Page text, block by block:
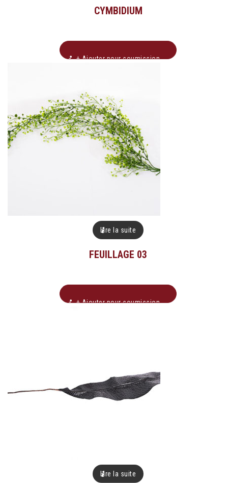
CYMBIDIUM
+ Ajouter pour soumission
Lire la suite
FEUILLAGE 03
+ Ajouter pour soumission
Lire la suite